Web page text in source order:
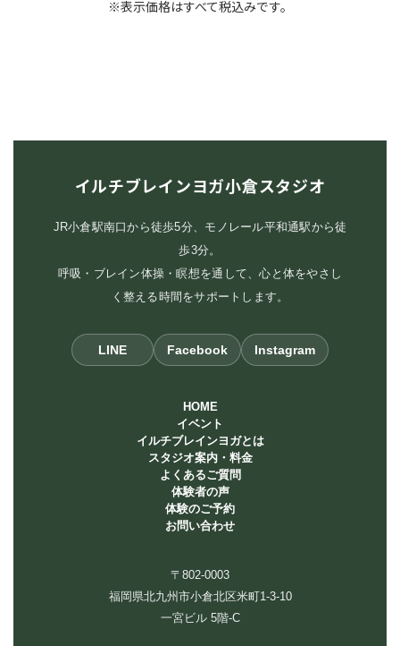
※表示価格はすべて税込みです。
イルチブレインヨガ小倉スタジオ
JR小倉駅南口から徒歩5分、モノレール平和通駅から徒
歩3分。
呼吸・ブレイン体操・瞑想を通して、心と体をやさし
く整える時間をサポートします。
LINE Facebook Instagram
HOME
イベント
イルチブレインヨガとは
スタジオ案内・料金
よくあるご質問
体験者の声
体験のご予約
お問い合わせ
〒802-0003
福岡県北九州市小倉北区米町1-3-10
一宮ビル 5階-C